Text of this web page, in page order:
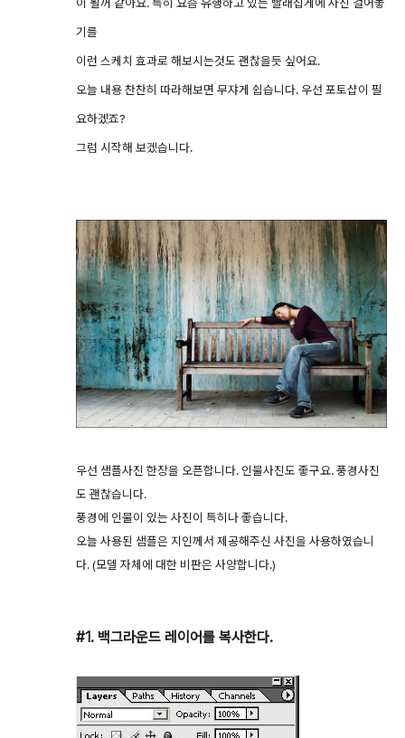
이 될꺼 같아요. 특히 요즘 유행하고 있는 빨래집게에 사진 걸어놓
기를
이런 스케치 효과로 해보시는것도 괜찮을듯 싶어요.
오늘 내용 찬찬히 따라해보면 무쟈게 쉽습니다. 우선 포토샵이 필
요하겠죠?
그럼 시작해 보겠습니다.
우선 샘플사진 한장을 오픈합니다. 인물사진도 좋구요. 풍경사진
도 괜찮습니다.
풍경에 인물이 있는 사진이 특히나 좋습니다.
오늘 사용된 샘플은 지인께서 제공해주신 사진을 사용하였습니
다. (모델 자체에 대한 비판은 사양합니다.)
#1. 백그라운드 레이어를 복사한다.